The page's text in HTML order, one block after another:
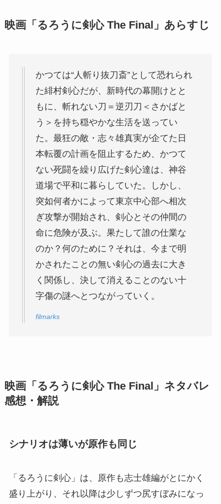
映画「るろうに剣心 The Final」あらすじ
かつては“人斬り抜刀斎”として恐れられ
た緋村剣心だが、新時代の幕開けとと
もに、斬れない刀＝逆刃刀＜さかばと
う＞を持ち穏やかな生活を送ってい
た。最狂の敵・志々雄真実が企てた日
本転覆の計画を阻止するため、かつて
ない死闘を繰り広げた剣心達は、神谷
道場で平和に暮らしていた。しかし、
突如何者かによって東京中心部へ相次
ぎ攻撃が開始され、剣心とその仲間の
命に危険が及ぶ。果たして誰の仕業な
のか？何のために？それは、今まで明
かされたことの無い剣心の過去に大き
く関係し、決して消えることのない十
字傷の謎へとつながっていく。
filmarks
映画「るろうに剣心 The Final」ネタバレ
感想・解説
シナリオは薄いが原作も同じ
「るろうに剣心」は、原作も志士雄編がとにかく
盛り上がり、それ以降は少しずつ尻すぼみになっ